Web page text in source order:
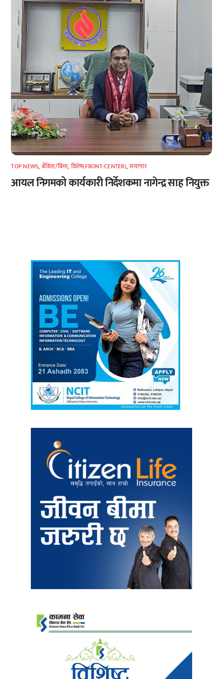
TOP NEWS, बैंकिङ/बिमा, विशेष(FRONT-CENTER),समाचार
आयल निगमको कार्यकारी निर्देशकमा नागेन्द्र साह नियुक्त